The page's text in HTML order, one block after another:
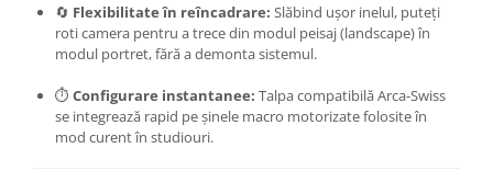
Camere Video Cinematice
Camere video de actiune
Accesorii camere video de actiune
Accesorii drone
🔄 Flexibilitate în reîncadrare: Slăbind ușor inelul, puteți
roti camera pentru a trece din modul peisaj (landscape) în
modul portret, fără a demonta sistemul.
⏱️ Configurare instantanee: Talpa compatibilă Arca-Swiss
se integrează rapid pe șinele macro motorizate folosite în
mod curent în studiouri.